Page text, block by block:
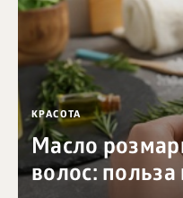
КРАСОТА
Масло
волос: